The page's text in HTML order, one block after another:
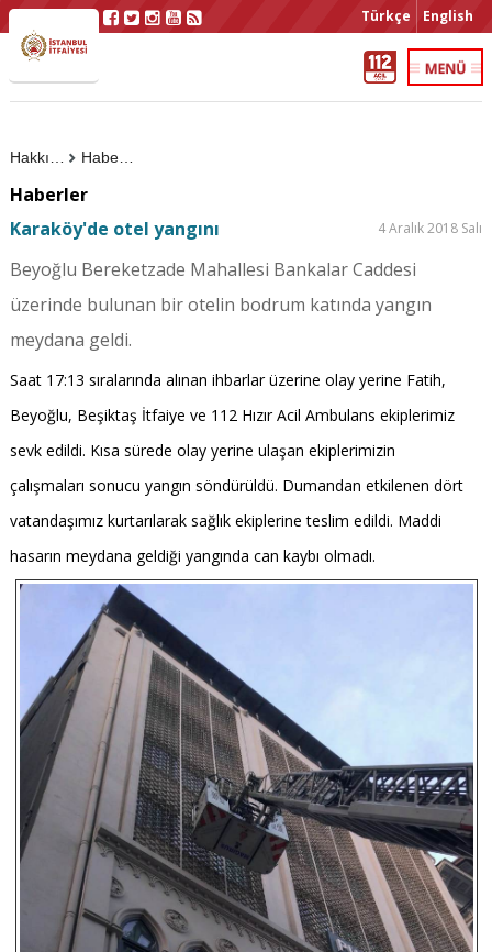
Türkçe English
Haberler
Haberler
Karaköy'de otel yangını
4 Aralık 2018 Salı
Beyoğlu Bereketzade Mahallesi Bankalar Caddesi
üzerinde bulunan bir otelin bodrum katında yangın
meydana geldi.
Saat 17:13 sıralarında alınan ihbarlar üzerine olay yerine Fatih,
Beyoğlu, Beşiktaş İtfaiye ve 112 Hızır Acil Ambulans ekiplerimiz
sevk edildi. Kısa sürede olay yerine ulaşan ekiplerimizin
çalışmaları sonucu yangın söndürüldü. Dumandan etkilenen dört
vatandaşımız kurtarılarak sağlık ekiplerine teslim edildi. Maddi
hasarın meydana geldiği yangında can kaybı olmadı.